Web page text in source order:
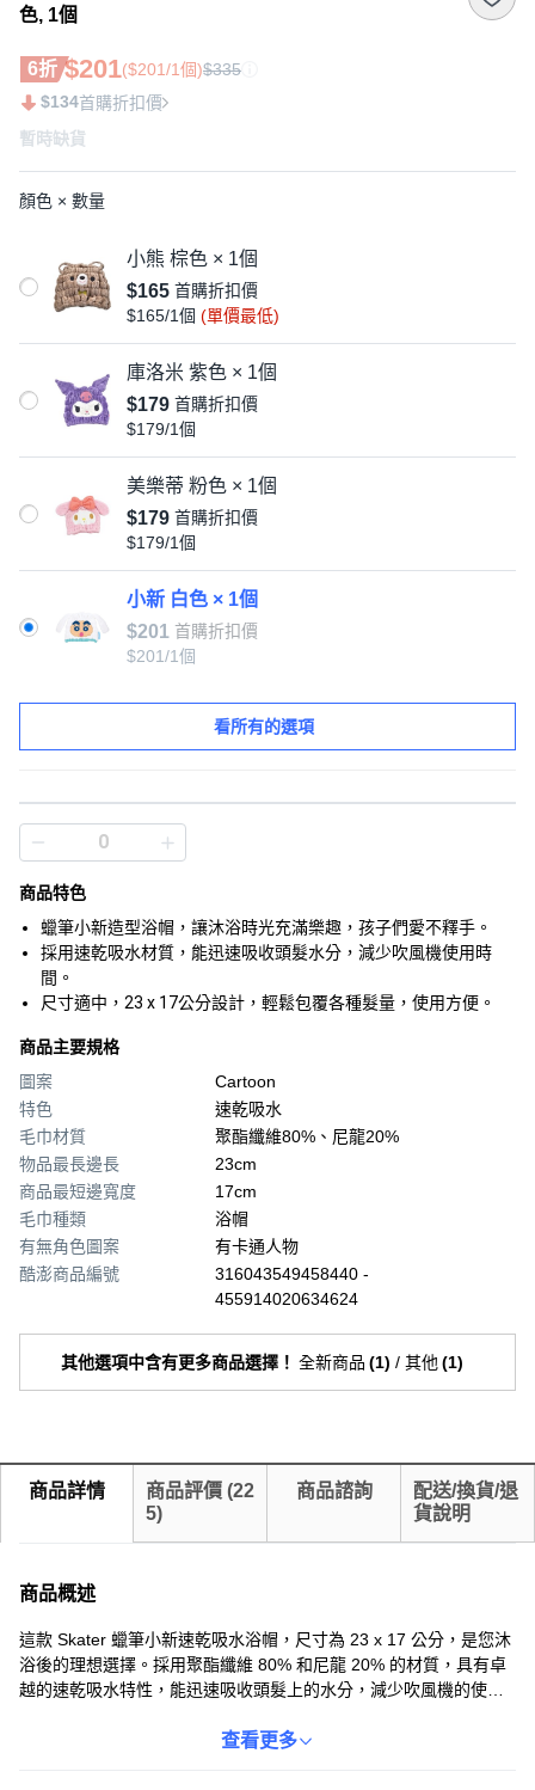
色, 1個
6折 $201($201/1個)$335
$134首購折扣價
暫時缺貨
顏色 × 數量
小熊 棕色 × 1個
$165 首購折扣價
$165/1個 (單價最低)
庫洛米 紫色 × 1個
$179 首購折扣價
$179/1個
美樂蒂 粉色 × 1個
$179 首購折扣價
$179/1個
小新 白色 × 1個
$201 首購折扣價
$201/1個
看所有的選項
商品特色
蠟筆小新造型浴帽，讓沐浴時光充滿樂趣，孩子們愛不釋手。
採用速乾吸水材質，能迅速吸收頭髮水分，減少吹風機使用時
間。
尺寸適中，23 x 17公分設計，輕鬆包覆各種髮量，使用方便。
商品主要規格
圖案
Cartoon
特色
速乾吸水
毛巾材質
聚酯纖維80%、尼龍20%
物品最長邊長
23cm
商品最短邊寬度
17cm
毛巾種類
浴帽
有無角色圖案
有卡通人物
酷澎商品編號
316043549458440 -
455914020634624
其他選項中含有更多商品選擇！ 全新商品 (1) / 其他 (1)
商品詳情 商品評價 (22
5)
商品諮詢
配送/換貨/退
貨說明
商品概述
這款 Skater 蠟筆小新速乾吸水浴帽，尺寸為 23 x 17 公分，是您沐
浴後的理想選擇。採用聚酯纖維 80% 和尼龍 20% 的材質，具有卓
越的速乾吸水特性，能迅速吸收頭髮上的水分，減少吹風機的使用
有趣。浴帽設計穩固貼合頭部，不易滑落，讓您輕鬆享受乾爽舒適
查看更多